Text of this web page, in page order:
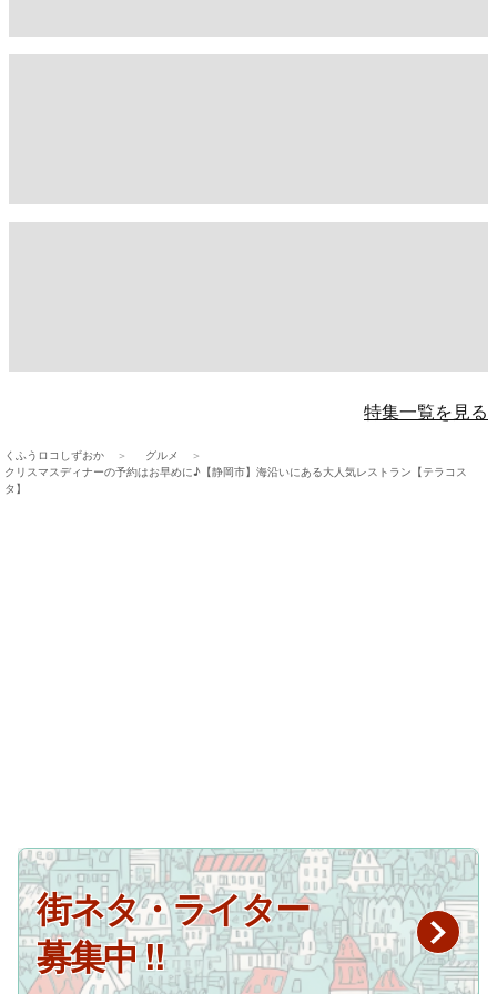
特集一覧を見る
くふうロコしずおか
グルメ
クリスマスディナーの予約はお早めに♪【静岡市】海沿いにある大人気レストラン【テラコス
タ】
街ネタ・ライター
募集中 !!